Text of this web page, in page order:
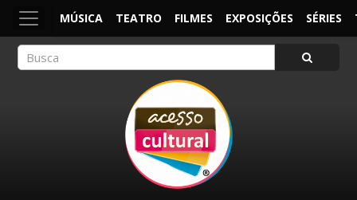
MÚSICA TEATRO FILMES EXPOSIÇÕES SÉRIES